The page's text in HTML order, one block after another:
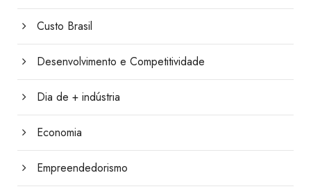
Custo Brasil
Desenvolvimento e Competitividade
Dia de + indústria
Economia
Empreendedorismo